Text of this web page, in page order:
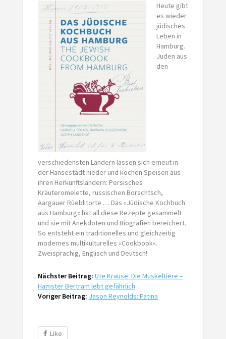
Heute gibt
es wieder
jüdisches
Leben in
Hamburg.
Juden aus
den
verschiedensten Ländern lassen sich erneut in
der Hansestadt nieder und kochen Speisen aus
ihren Herkunftsländern: Persisches
Kräuteromelette, russischen Borschtsch,
Aargauer Rüeblitorte … Das »Jüdische Kochbuch
aus Hamburg« hat all diese Rezepte gesammelt
und sie mit Anekdoten und Biografien bereichert.
So entsteht ein traditionelles und gleichzeitig
modernes multikulturelles »Cookbook«.
Zweisprachig, Englisch und Deutsch!
Nächster Beitrag: Ute Krause: Die Muskeltiere –
Hamster Bertram lebt gefährlich
Voriger Beitrag: Jason Reynolds: Patina
Like